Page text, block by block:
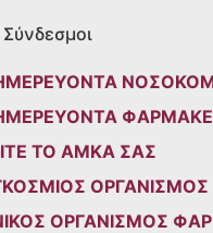
ΤΟ ΑΜΚΑ ΣΑΣ
ΟΡΓΑΝΙΣΜΟΣ
ΟΡΓΑΝΙΣΜΟΣ